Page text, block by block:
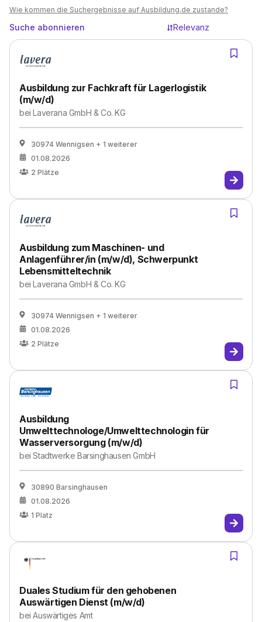
Wie kommen die Suchergebnisse auf Ausbildung.de zustande?
Suche abonnieren Relevanz
Ausbildung zur Fachkraft für Lagerlogistik
(m/w/d)
beiLaverana GmbH & Co. KG
30974 Wennigsen + 1 weiterer
01.08.2026
2 Plätze
Ausbildung zum Maschinen- und
Anlagenführer/in (m/w/d), Schwerpunkt
Lebensmitteltechnik
beiLaverana GmbH & Co. KG
30974 Wennigsen + 1 weiterer
01.08.2026
2 Plätze
Ausbildung
Umwelttechnologe/Umwelttechnologin für
Wasserversorgung (m/w/d)
beiStadtwerke Barsinghausen GmbH
30890 Barsinghausen
01.08.2026
1 Platz
Duales Studium für den gehobenen
Auswärtigen Dienst (m/w/d)
beiAuswärtiges Amt